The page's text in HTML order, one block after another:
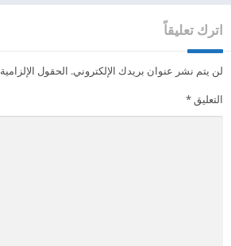
اترك تعليقاً
لن يتم نشر عنوان بريدك الإلكتروني. الحقول
التعليق*